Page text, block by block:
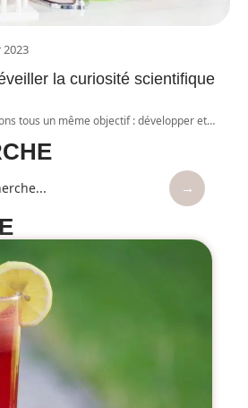
la curiosité scientifique
tous un même objectif : développer et…